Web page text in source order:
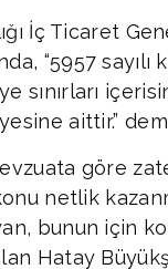
İç Ticaret
“5957
sınırları
aittir.”
göre
netlik
bunun için
Hatay